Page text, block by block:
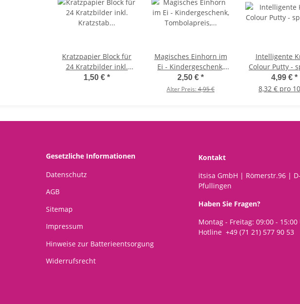
Kratzpapier Block für
24 Kratzbilder inkl.
Kratzstab - tolles Give
1,50 € *
Magisches Einhorn im
Ei - Kindergeschenk,
Tombolapreis,
Mitgebsel etc.
2,50 € *
Alter Preis:4,95 €
Intelligente
Colour Putty -
zerfließt,
Farbe und
4,99 € *
8,32 € pro
Gesetzliche Informationen
Datenschutz
AGB
Sitemap
Impressum
Hinweise zur Batterieentsorgung
Widerrufsrecht
Kontakt
itsisa GmbH | Römerstr.96 |
Pfullingen
Haben Sie Fragen?
Montag - Freitag: 09:00 - 15:00
Hotline +49 (71 21) 577 90 53